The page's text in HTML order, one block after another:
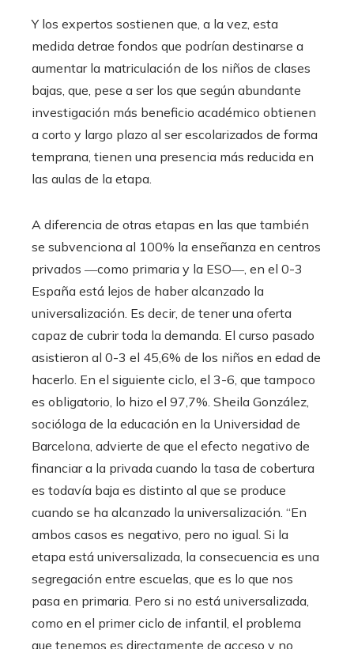
Y los expertos sostienen que, a la vez, esta
medida detrae fondos que podrían destinarse a
aumentar la matriculación de los niños de clases
bajas, que, pese a ser los que según abundante
investigación más beneficio académico obtienen
a corto y largo plazo al ser escolarizados de forma
temprana, tienen una presencia más reducida en
las aulas de la etapa.
A diferencia de otras etapas en las que también
se subvenciona al 100% la enseñanza en centros
privados ―como primaria y la ESO―, en el 0-3
España está lejos de haber alcanzado la
universalización. Es decir, de tener una oferta
capaz de cubrir toda la demanda. El curso pasado
asistieron al 0-3 el 45,6% de los niños en edad de
hacerlo. En el siguiente ciclo, el 3-6, que tampoco
es obligatorio, lo hizo el 97,7%. Sheila González,
socióloga de la educación en la Universidad de
Barcelona, advierte de que el efecto negativo de
financiar a la privada cuando la tasa de cobertura
es todavía baja es distinto al que se produce
cuando se ha alcanzado la universalización. “En
ambos casos es negativo, pero no igual. Si la
etapa está universalizada, la consecuencia es una
segregación entre escuelas, que es lo que nos
pasa en primaria. Pero si no está universalizada,
como en el primer ciclo de infantil, el problema
que tenemos es directamente de acceso y no